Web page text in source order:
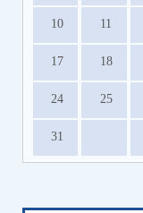
10 11
17 18
24 25
31